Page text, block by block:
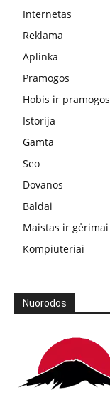
Internetas
Reklama
Aplinka
Pramogos
Hobis ir pramogos
Istorija
Gamta
Seo
Dovanos
Baldai
Maistas ir gėrimai
Kompiuteriai
Nuorodos